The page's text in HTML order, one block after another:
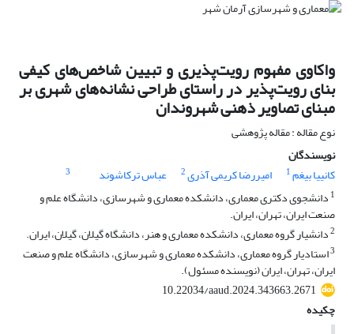
واکاوی مفهوم رویت‌پذیری و تبیین شاخص‌های کیفی
بنای رویت‌پذیر در راستای طراحی نشانه‌های ‌شهری بر
مبنای تصاویر ذهنی شهروندان
نوع مقاله : مقاله پژوهشی
نویسندگان
کانییا بیغم1 امیررضا کریمی آذری2 عباس ترکاشوند
3
1 دانشجوی دکتری معماری، دانشکده معماری و شهرسازی، دانشگاه علم و
صنعت ایران، تهران، ایران.
2دانشیار گروه معماری، دانشکده معماری و هنر، دانشگاه گیلان، گیلان، ایران.
3استادیار گروه معماری، دانشکده معماری و شهرسازی، دانشگاه علم و صنعت
ایران، تهران، ایران (نویسنده مسئول).
10.22034/aaud.2024.343663.2671
چکیده